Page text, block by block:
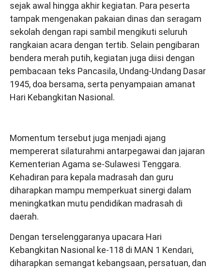
sejak awal hingga akhir kegiatan. Para peserta
tampak mengenakan pakaian dinas dan seragam
sekolah dengan rapi sambil mengikuti seluruh
rangkaian acara dengan tertib. Selain pengibaran
bendera merah putih, kegiatan juga diisi dengan
pembacaan teks Pancasila, Undang-Undang Dasar
1945, doa bersama, serta penyampaian amanat
Hari Kebangkitan Nasional.
Momentum tersebut juga menjadi ajang
mempererat silaturahmi antarpegawai dan jajaran
Kementerian Agama se-Sulawesi Tenggara.
Kehadiran para kepala madrasah dan guru
diharapkan mampu memperkuat sinergi dalam
meningkatkan mutu pendidikan madrasah di
daerah.
Dengan terselenggaranya upacara Hari
Kebangkitan Nasional ke-118 di MAN 1 Kendari,
diharapkan semangat kebangsaan, persatuan, dan